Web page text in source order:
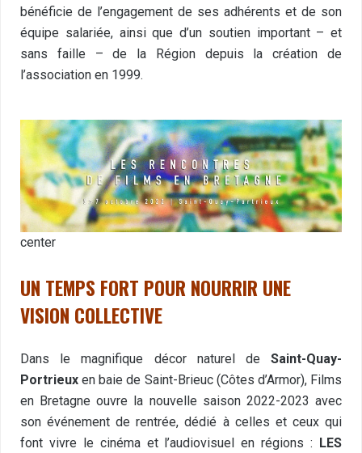
bénéficie de l’engagement de ses adhérents et de son
équipe salariée, ainsi que d’un soutien important – et
sans faille – de la Région depuis la création de
l’association en 1999.
center
UN TEMPS FORT POUR NOURRIR UNE
VISION COLLECTIVE
Dans le magnifique décor naturel de Saint-Quay-
Portrieux en baie de Saint-Brieuc (Côtes d’Armor), Films
en Bretagne ouvre la nouvelle saison 2022-2023 avec
son événement de rentrée, dédié à celles et ceux qui
font vivre le cinéma et l’audiovisuel en régions : LES